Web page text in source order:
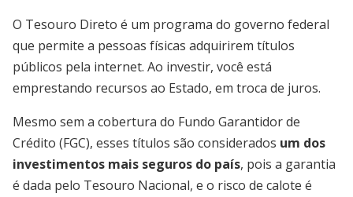
O Tesouro Direto é um programa do governo federal
que permite a pessoas físicas adquirirem títulos
públicos pela internet. Ao investir, você está
emprestando recursos ao Estado, em troca de juros.
Mesmo sem a cobertura do Fundo Garantidor de
Crédito (FGC), esses títulos são considerados um dos
investimentos mais seguros do país, pois a garantia
é dada pelo Tesouro Nacional, e o risco de calote é